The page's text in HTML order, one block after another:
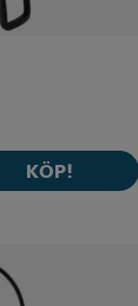
KÖP!